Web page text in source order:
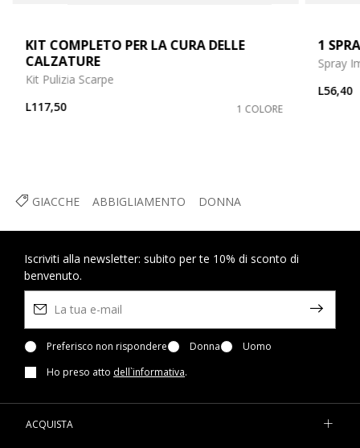
GIACCHE ABBIGLIAMENTO DONNA
KIT COMPLETO PER LA CURA DELLE
CALZATURE
Kit Pulizia Scarpe
L117,50
1 COLORE
1
Spray
L56,40
Iscriviti alla newsletter: subito per te 10% di sconto di
benvenuto.
Preferisco non rispondere Donna
Uomo
Ho preso atto dell`informativa.
ACQUISTA